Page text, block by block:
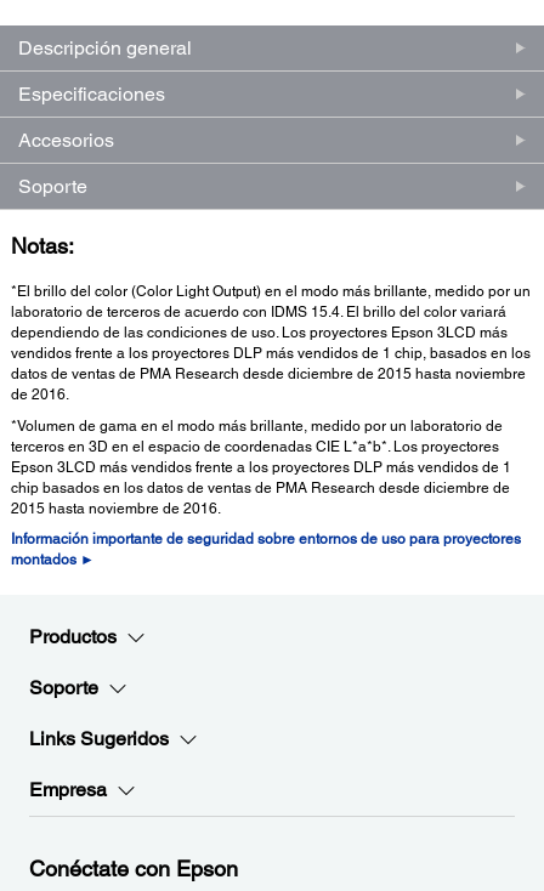
Descripción general
Especificaciones
Accesorios
Soporte
Notas:
*El brillo del color (Color Light Output) en el modo más brillante, medido por un
laboratorio de terceros de acuerdo con IDMS 15.4. El brillo del color variará
dependiendo de las condiciones de uso. Los proyectores Epson 3LCD más
vendidos frente a los proyectores DLP más vendidos de 1 chip, basados en los
datos de ventas de PMA Research desde diciembre de 2015 hasta noviembre
de 2016.
*Volumen de gama en el modo más brillante, medido por un laboratorio de
terceros en 3D en el espacio de coordenadas CIE L*a*b*. Los proyectores
Epson 3LCD más vendidos frente a los proyectores DLP más vendidos de 1
chip basados en los datos de ventas de PMA Research desde diciembre de
2015 hasta noviembre de 2016.
Información importante de seguridad sobre entornos de uso para proyectores
montados ►
Productos
Soporte
Links Sugeridos
Empresa
Conéctate con Epson